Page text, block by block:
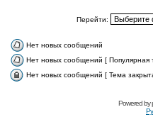
Перейти:
Нет новых сообщений
Нет новых сообщений [ Популярная
Нет новых сообщений [ Тема
Powered by